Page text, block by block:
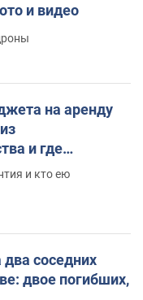
и видео
на аренду
и где
и кто ею
соседних
двое погибших,